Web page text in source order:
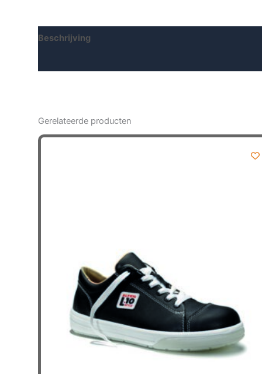
Black-
Blue
Beschrijving
Gerelateerde producten